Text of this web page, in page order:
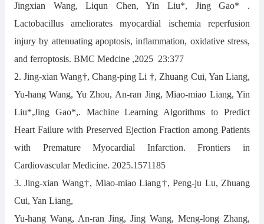
Jingxian Wang, Liqun Chen, Yin Liu*, Jing Gao* .
Lactobacillus ameliorates myocardial ischemia reperfusion
injury by attenuating apoptosis, inflammation, oxidative stress,
and ferroptosis. BMC Medcine ,2025 23:377
2. Jing-xian Wang†, Chang-ping Li †, Zhuang Cui, Yan Liang,
Yu-hang Wang, Yu Zhou, An-ran Jing, Miao-miao Liang, Yin
Liu*,Jing Gao*,. Machine Learning Algorithms to Predict
Heart Failure with Preserved Ejection Fraction among Patients
with Premature Myocardial Infarction. Frontiers in
Cardiovascular Medicine. 2025.1571185
3. Jing-xian Wang†, Miao-miao Liang†, Peng-ju Lu, Zhuang
Cui, Yan Liang,
Yu-hang Wang, An-ran Jing, Jing Wang, Meng-long Zhang,